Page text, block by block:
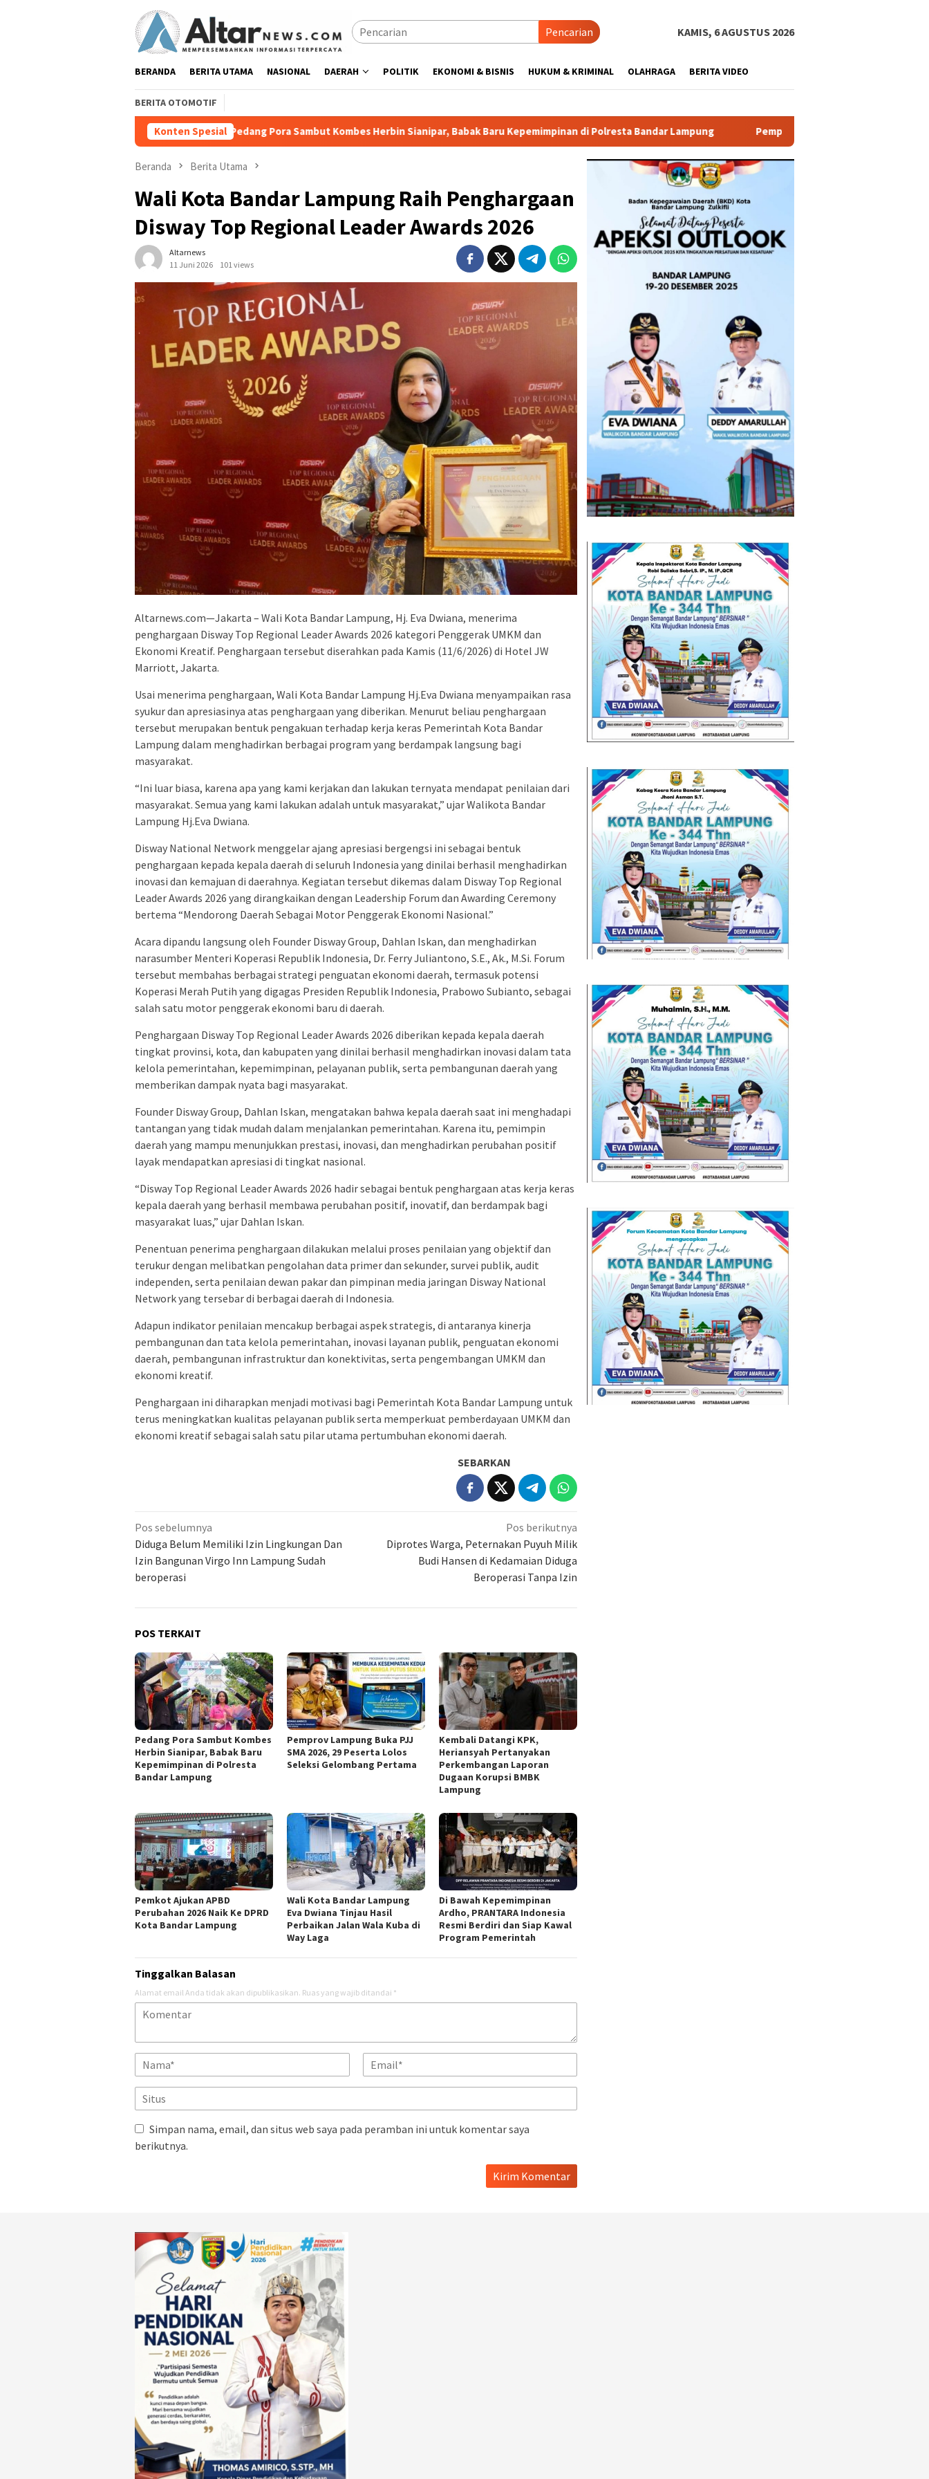
Pencarian KAMIS, 6 AGUSTUS 2026
BERANDA BERITA UTAMA NASIONAL DAERAH POLITIK EKONOMI & BISNIS HUKUM & KRIMINAL OLAHRAGA BERITA VIDEO
BERITA OTOMOTIF
Konten Spesial
Pedang Pora Sambut Kombes Herbin Sianipar, Babak Baru Kepemimpinan di Polresta Bandar Lampung Pemprov Lampung Buka PJJ SMA 2026, 29 Peserta Lolos
Beranda Berita Utama
Wali Kota Bandar Lampung Raih Penghargaan
Disway Top Regional Leader Awards 2026
Altarnews
11 Juni 2026
101 views
Altarnews.com—Jakarta – Wali Kota Bandar Lampung, Hj. Eva Dwiana, menerima
penghargaan Disway Top Regional Leader Awards 2026 kategori Penggerak UMKM dan
Ekonomi Kreatif. Penghargaan tersebut diserahkan pada Kamis (11/6/2026) di Hotel JW
Marriott, Jakarta.
Usai menerima penghargaan, Wali Kota Bandar Lampung Hj.Eva Dwiana menyampaikan rasa
syukur dan apresiasinya atas penghargaan yang diberikan. Menurut beliau penghargaan
tersebut merupakan bentuk pengakuan terhadap kerja keras Pemerintah Kota Bandar
Lampung dalam menghadirkan berbagai program yang berdampak langsung bagi
masyarakat.
“Ini luar biasa, karena apa yang kami kerjakan dan lakukan ternyata mendapat penilaian dari
masyarakat. Semua yang kami lakukan adalah untuk masyarakat,” ujar Walikota Bandar
Lampung Hj.Eva Dwiana.
Disway National Network menggelar ajang apresiasi bergengsi ini sebagai bentuk
penghargaan kepada kepala daerah di seluruh Indonesia yang dinilai berhasil menghadirkan
inovasi dan kemajuan di daerahnya. Kegiatan tersebut dikemas dalam Disway Top Regional
Leader Awards 2026 yang dirangkaikan dengan Leadership Forum dan Awarding Ceremony
bertema “Mendorong Daerah Sebagai Motor Penggerak Ekonomi Nasional.”
Acara dipandu langsung oleh Founder Disway Group, Dahlan Iskan, dan menghadirkan
narasumber Menteri Koperasi Republik Indonesia, Dr. Ferry Juliantono, S.E., Ak., M.Si. Forum
tersebut membahas berbagai strategi penguatan ekonomi daerah, termasuk potensi
Koperasi Merah Putih yang digagas Presiden Republik Indonesia, Prabowo Subianto, sebagai
salah satu motor penggerak ekonomi baru di daerah.
Penghargaan Disway Top Regional Leader Awards 2026 diberikan kepada kepala daerah
tingkat provinsi, kota, dan kabupaten yang dinilai berhasil menghadirkan inovasi dalam tata
kelola pemerintahan, kepemimpinan, pelayanan publik, serta pembangunan daerah yang
memberikan dampak nyata bagi masyarakat.
Founder Disway Group, Dahlan Iskan, mengatakan bahwa kepala daerah saat ini menghadapi
tantangan yang tidak mudah dalam menjalankan pemerintahan. Karena itu, pemimpin
daerah yang mampu menunjukkan prestasi, inovasi, dan menghadirkan perubahan positif
layak mendapatkan apresiasi di tingkat nasional.
“Disway Top Regional Leader Awards 2026 hadir sebagai bentuk penghargaan atas kerja keras
kepala daerah yang berhasil membawa perubahan positif, inovatif, dan berdampak bagi
masyarakat luas,” ujar Dahlan Iskan.
Penentuan penerima penghargaan dilakukan melalui proses penilaian yang objektif dan
terukur dengan melibatkan pengolahan data primer dan sekunder, survei publik, audit
independen, serta penilaian dewan pakar dan pimpinan media jaringan Disway National
Network yang tersebar di berbagai daerah di Indonesia.
Adapun indikator penilaian mencakup berbagai aspek strategis, di antaranya kinerja
pembangunan dan tata kelola pemerintahan, inovasi layanan publik, penguatan ekonomi
daerah, pembangunan infrastruktur dan konektivitas, serta pengembangan UMKM dan
ekonomi kreatif.
Penghargaan ini diharapkan menjadi motivasi bagi Pemerintah Kota Bandar Lampung untuk
terus meningkatkan kualitas pelayanan publik serta memperkuat pemberdayaan UMKM dan
ekonomi kreatif sebagai salah satu pilar utama pertumbuhan ekonomi daerah.
SEBARKAN
Navigasi
pos
Pos sebelumnya
Diduga Belum Memiliki Izin Lingkungan Dan
Izin Bangunan Virgo Inn Lampung Sudah
beroperasi
Pos berikutnya
Diprotes Warga, Peternakan Puyuh Milik
Budi Hansen di Kedamaian Diduga
Beroperasi Tanpa Izin
POS TERKAIT
Pedang Pora Sambut Kombes
Herbin Sianipar, Babak Baru
Kepemimpinan di Polresta
Bandar Lampung
Pemprov Lampung Buka PJJ
SMA 2026, 29 Peserta Lolos
Seleksi Gelombang Pertama
Kembali Datangi KPK,
Heriansyah Pertanyakan
Perkembangan Laporan
Dugaan Korupsi BMBK
Lampung
Pemkot Ajukan APBD
Perubahan 2026 Naik Ke DPRD
Kota Bandar Lampung
Wali Kota Bandar Lampung
Eva Dwiana Tinjau Hasil
Perbaikan Jalan Wala Kuba di
Way Laga
Di Bawah Kepemimpinan
Ardho, PRANTARA Indonesia
Resmi Berdiri dan Siap Kawal
Program Pemerintah
Tinggalkan Balasan
Alamat email Anda tidak akan dipublikasikan. Ruas yang wajib ditandai *
Simpan nama, email, dan situs web saya pada peramban ini untuk komentar saya
berikutnya.